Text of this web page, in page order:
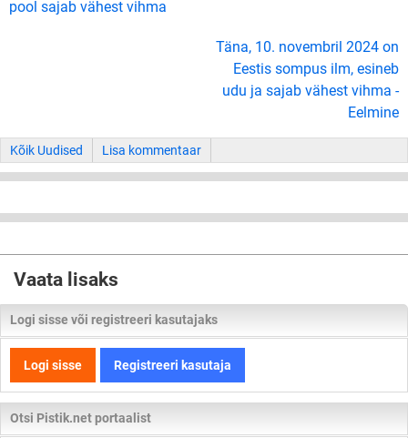
pool sajab vähest vihma
Täna, 10. novembril 2024 on
Eestis sompus ilm, esineb
udu ja sajab vähest vihma -
Eelmine
Kõik Uudised Lisa kommentaar
Vaata lisaks
Logi sisse või registreeri kasutajaks
Logi sisse Registreeri kasutaja
Otsi Pistik.net portaalist